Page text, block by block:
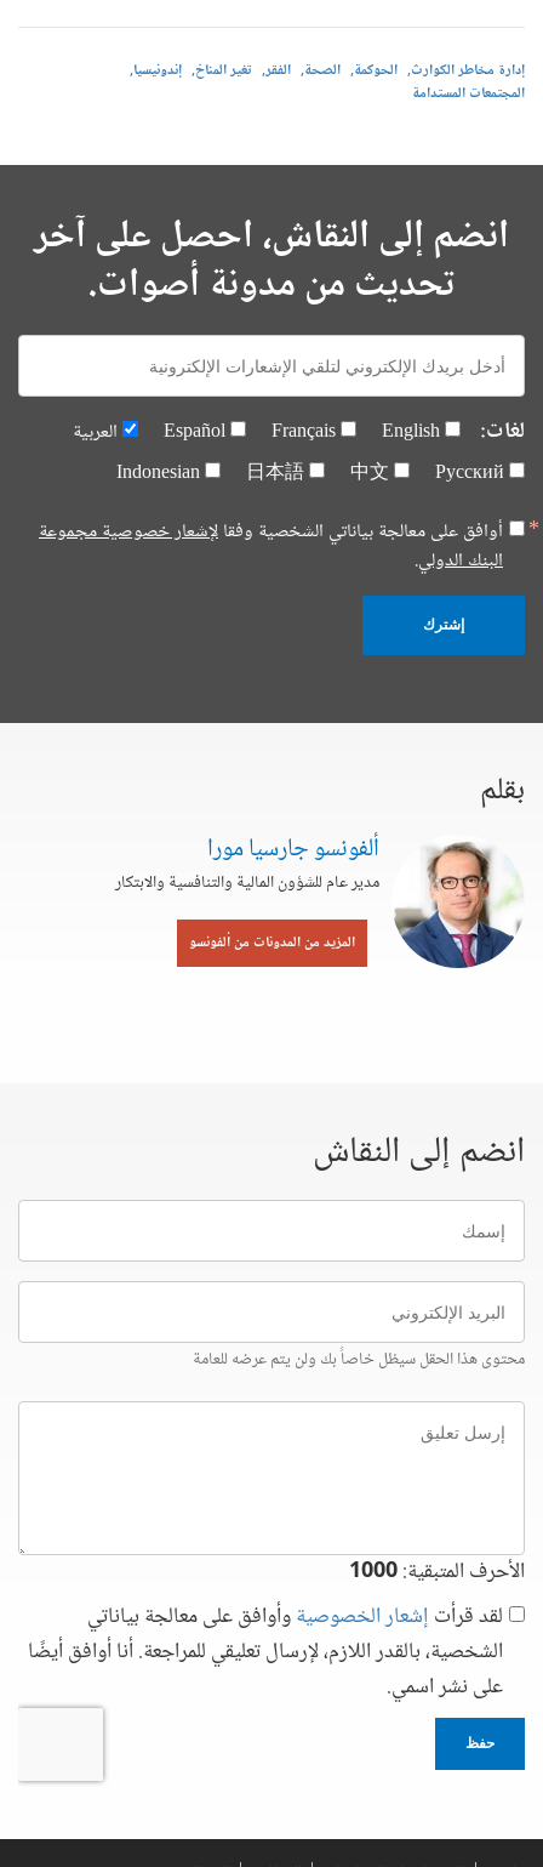
إدارة مخاطر الكوارث الحوكمة الصحة الفقر تغير المناخ إندونيسيا
المجتمعات المستدامة
انضم إلى النقاش، احصل على آخر
تحديث من مدونة أصوات.
E-
mail:
لغات: English
Français
Español
العربية
Русский
中文
日本語
Indonesian
أوافق على معالجة بياناتي الشخصية وفقالإشعار خصوصية مجموعة
البنك الدولي.
إشترك
بقلم
ألفونسو جارسيا مورا
مدير عام للشؤون المالية والتنافسية والابتكار
المزيد من المدونات من ألفونسو
انضم إلى النقاش
إسمك
البريد
الإلكتروني
محتوى هذا الحقل سيظل خاصاً بك ولن يتم عرضه للعامة
إرسل
تعليق
الأحرف المتبقية:1000
لقد قرأت إشعار الخصوصيةوأوافق على معالجة بياناتي
الشخصية، بالقدر اللازم، لإرسال تعليقي للمراجعة. أنا أوافق أيضًا
على نشر اسمي.
حفظ